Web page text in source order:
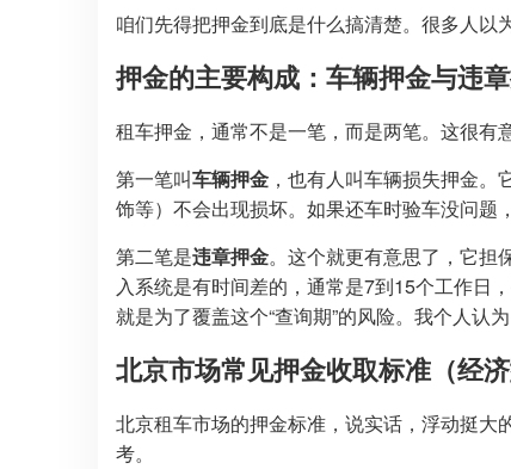
咱们先得把押金到底是什么搞清楚。很多人以
押金的主要构成：车辆押金与违
租车押金，通常不是一笔，而是两笔。这很有
第一笔叫车辆押金 ，也有人叫车辆损失押金
饰等）不会出现损坏。如果还车时验车没问题
第二笔是违章押金。这个就更有意思了，它担
入系统是有时间差的，通常是7到15个工作日
就是为了覆盖这个“查询期”的风险。我个人认
北京市场常见押金收取标准（经
北京租车市场的押金标准，说实话，浮动挺
考。